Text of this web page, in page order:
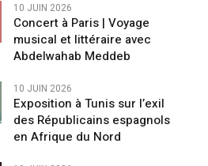
10 JUIN 2026
Concert à Paris | Voyage
musical et littéraire avec
Abdelwahab Meddeb
10 JUIN 2026
Exposition à Tunis sur l’exil
des Républicains espagnols
en Afrique du Nord